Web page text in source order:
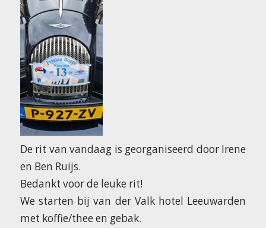
De rit van vandaag is georganiseerd door Irene
en Ben Ruijs.
Bedankt voor de leuke rit!
We starten bij van der Valk hotel Leeuwarden
met koffie/thee en gebak.